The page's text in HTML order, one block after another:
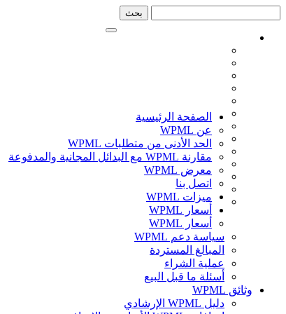
المحتوى
الشريط
الصفحة الرئيسية
عن WPML
الحد الأدنى من متطلبات WPML
مقارنة WPML مع البدائل المجانية والمدفوعة
معرض WPML
اتصل بنا
ميزات WPML
أسعار WPML
أسعار WPML
سياسة دعم WPML
المبالغ المستردة
عملية الشراء
أسئلة ما قبل البيع
وثائق WPML
دليل WPML الإرشادي